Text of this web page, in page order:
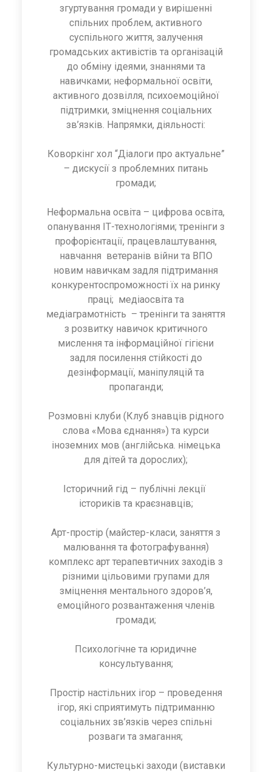
згуртування громади у вирішенні
спільних проблем, активного
суспільного життя, залучення
громадських активістів та організацій
до обміну ідеями, знаннями та
навичками; неформальної освіти,
активного дозвілля, психоемоційної
підтримки, зміцнення соціальних
зв’язків. Напрямки, діяльності:
Коворкінг хол “Діалоги про актуальне”
– дискусії з проблемних питань
громади;
Неформальна освіта – цифрова освіта,
опанування ІТ-технологіями; тренінги з
профорієнтації, працевлаштування,
навчання ветеранів війни та ВПО
новим навичкам задля підтримання
конкурентоспроможності їх на ринку
праці; медіаосвіта та
медіаграмотність – тренінги та заняття
з розвитку навичок критичного
мислення та інформаційної гігієни
задля посилення стійкості до
дезінформації, маніпуляцій та
пропаганди;
Розмовні клуби (Клуб знавців рідного
слова «Мова єднання») та курси
іноземних мов (англійська. німецька
для дітей та дорослих);
Історичний гід – публічні лекції
істориків та краєзнавців;
Арт-простір (майстер-класи, заняття з
малювання та фотографування)
комплекс арт терапевтичних заходів з
різними цільовими групами для
зміцнення ментального здоров’я,
емоційного розвантаження членів
громади;
Психологічне та юридичне
консультування;
Простір настільних ігор – проведення
ігор, які сприятимуть підтриманню
соціальних зв’язків через спільні
розваги та змагання;
Культурно-мистецькі заходи (виставки